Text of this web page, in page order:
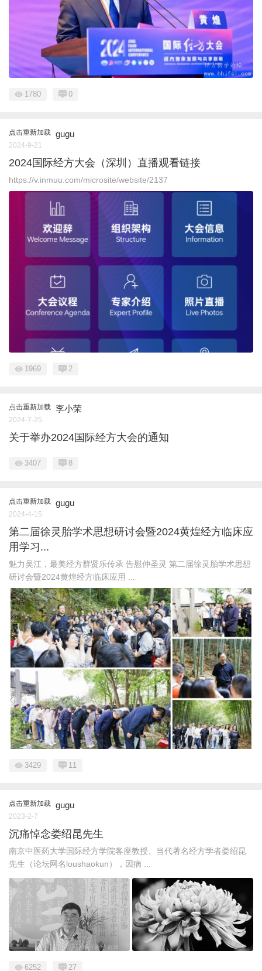
1780 0
点击重新加载 gugu
2024-9-21
2024国际经方大会（深圳）直播观看链接
https://v.inmuu.com/microsite/website/2137
1969 2
点击重新加载 李小荣
2024-7-25
关于举办2024国际经方大会的通知
3407 8
点击重新加载 gugu
2024-4-15
第二届徐灵胎学术思想研讨会暨2024黄煌经方临床应
用学习...
魅力吴江，最美经方群贤乐传承 告慰仲圣灵 第二届徐灵胎学术思想
研讨会暨2024黄煌经方临床应用 ...
3429 11
点击重新加载 gugu
2023-2-7
沉痛悼念娄绍昆先生
南京中医药大学国际经方学院客座教授、当代著名经方学者娄绍昆
先生（论坛网名loushaokun），因病 ...
6252 27